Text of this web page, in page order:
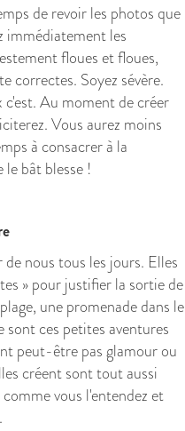
de revoir les photos que
immédiatement les
floues et floues,
correctes. Soyez sévère.
Au moment de créer
Vous aurez moins
à consacrer à la
bât blesse !
nous tous les jours. Elles
» pour justifier la sortie de
une promenade dans le
ces petites aventures
peut-être pas glamour ou
créent sont tout aussi
vous l'entendez et